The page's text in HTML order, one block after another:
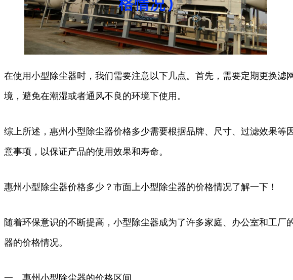
在使用小型除尘器时，我们需要注意以下几点。首先，需要定期更换
境，避免在潮湿或者通风不良的环境下使用。
综上所述，惠州小型除尘器价格多少需要根据品牌、尺寸、过滤效果
意事项，以保证产品的使用效果和寿命。
惠州小型除尘器价格多少？市面上小型除尘器的价格情况了解一下！
随着环保意识的不断提高，小型除尘器成为了许多家庭、办公室和工
器的价格情况。
一、惠州小型除尘器的价格区间